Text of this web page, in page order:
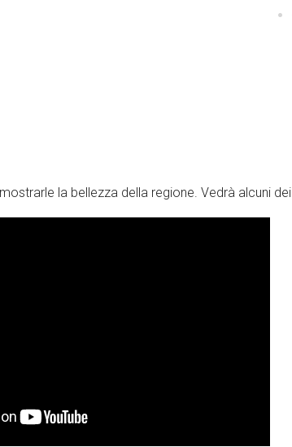
la bellezza della regione. Vedrà alcuni dei